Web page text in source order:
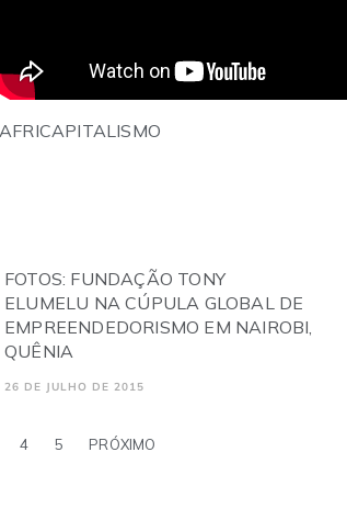
AFRICAPITALISMO
FOTOS: FUNDAÇÃO TONY
ELUMELU NA CÚPULA GLOBAL DE
EMPREENDEDORISMO EM NAIROBI,
QUÊNIA
26 DE JULHO DE 2015
4 5 PRÓXIMO